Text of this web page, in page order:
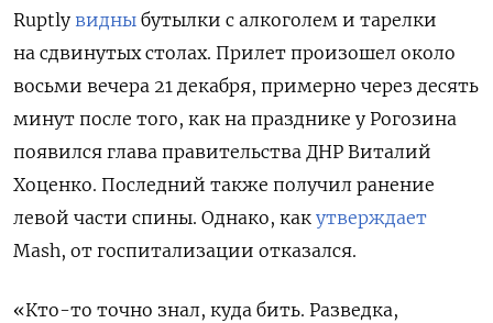
Ruptly видны бутылки с алкоголем и тарелки
на сдвинутых столах. Прилет произошел около
восьми вечера 21 декабря, примерно через десять
минут после того, как на празднике у Рогозина
появился глава правительства ДНР Виталий
Хоценко. Последний также получил ранение
левой части спины. Однако, как утверждает
Mash, от госпитализации отказался.
«Кто-то точно знал, куда бить. Разведка,